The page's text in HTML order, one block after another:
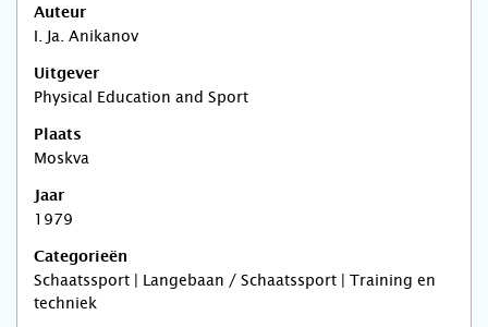
Auteur
I. Ja. Anikanov
Uitgever
Physical Education and Sport
Plaats
Moskva
Jaar
1979
Categorieën
Schaatssport | Langebaan / Schaatssport | Training en
techniek